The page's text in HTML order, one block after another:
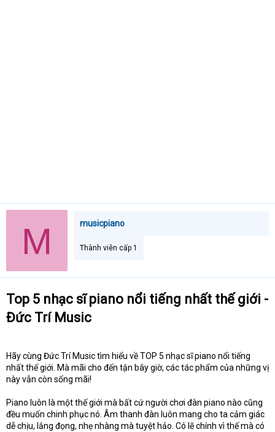
M musicpiano
Thành viên cấp 1
Top 5 nhạc sĩ piano nổi tiếng nhất thế giới -
Đức Trí Music
Hãy cùng Đức Trí Music tìm hiểu về TOP 5 nhạc sĩ piano nổi tiếng
nhất thế giới. Mà mãi cho đến tận bây giờ, các tác phẩm của những vị
này vẫn còn sống mãi!
Piano luôn là một thế giới mà bất cứ người chơi đàn piano nào cũng
đều muốn chinh phục nó. Âm thanh đàn luôn mang cho ta cảm giác
dễ chịu, lắng đọng, nhẹ nhàng mà tuyệt hảo. Có lẽ chính vì thế mà có